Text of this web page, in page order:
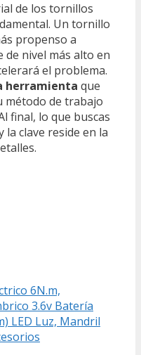
de los tornillos
Un tornillo
propenso a
nivel más alto en
el problema.
herramienta que
método de trabajo
final, lo que buscas
clave reside en la
6N.m,
3.6v Batería
LED Luz, Mandril